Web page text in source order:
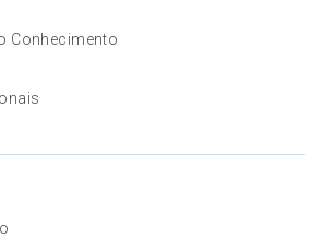
Conhecimento